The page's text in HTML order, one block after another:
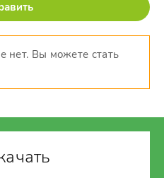
нет. Вы можете стать